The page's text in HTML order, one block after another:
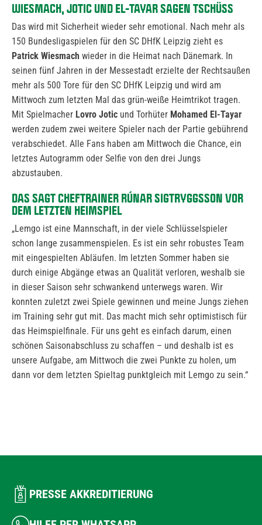
WIESMACH, JOTIC UND EL-TAYAR SAGEN TSCHÜSS
Das wird mit Sicherheit wieder sehr emotional. Nach mehr als
150 Bundesligaspielen für den SC DHfK Leipzig zieht es
Patrick Wiesmach wieder in die Heimat nach Dänemark. In
seinen fünf Jahren in der Messestadt erzielte der Rechtsaußen
mehr als 500 Tore für den SC DHfK Leipzig und wird am
Mittwoch zum letzten Mal das grün-weiße Heimtrikot tragen.
Mit Spielmacher Lovro Jotic und Torhüter Mohamed El-Tayar
werden zudem zwei weitere Spieler nach der Partie gebührend
verabschiedet. Alle Fans haben am Mittwoch die Chance, ein
letztes Autogramm oder Selfie von den drei Jungs
abzustauben.
DAS SAGT CHEFTRAINER RÚNAR SIGTRYGGSSON VOR
DEM LETZTEN HEIMSPIEL
„Lemgo ist eine Mannschaft, in der viele Schlüsselspieler
schon lange zusammenspielen. Es ist ein sehr robustes Team
mit eingespielten Abläufen. Im letzten Sommer haben sie
durch einige Abgänge etwas an Qualität verloren, weshalb sie
in dieser Saison sehr schwankend unterwegs waren. Wir
konnten zuletzt zwei Spiele gewinnen und meine Jungs ziehen
im Training sehr gut mit. Das macht mich sehr optimistisch für
das Heimspielfinale. Für uns geht es einfach darum, einen
schönen Saisonabschluss zu schaffen – und deshalb ist es
unsere Aufgabe, am Mittwoch die zwei Punkte zu holen, um
dann vor dem letzten Spieltag punktgleich mit Lemgo zu sein.“
PRESSE AKKREDITIERUNG